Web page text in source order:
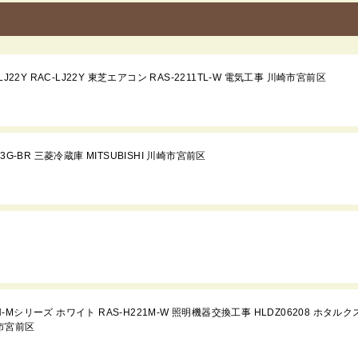
RAC-LJ22Y 東芝エアコン RAS-2211TL-W 電気工事 川崎市宮前区
BR 三菱冷蔵庫 MITSUBISHI 川崎市宮前区
シリーズ ホワイト RAS-H221M-W 照明機器交換工事 HLDZ06208 ホタルク
宮前区